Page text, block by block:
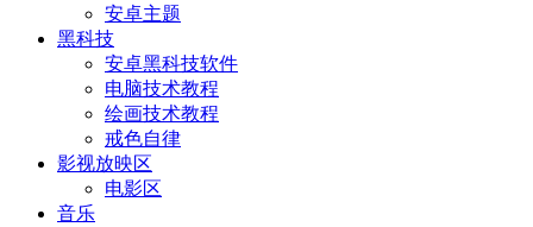
安卓主题
黑科技
安卓黑科技软件
电脑技术教程
绘画技术教程
戒色自律
影视放映区
电影区
音乐